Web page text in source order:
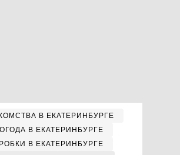
В ЕКАТЕРИНБУРГЕ
В ЕКАТЕРИНБУРГЕ
В ЕКАТЕРИНБУРГЕ